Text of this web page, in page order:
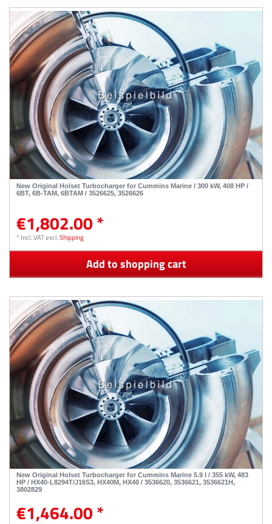
New Original Holset Turbocharger for Cummins Marine / 300 kW, 408 HP /
6BT, 6B-TAM, 6BTAM / 3526625, 3526626
€1,802.00 *
* Incl. VATexcl.Shipping
Add to shopping cart
New Original Holset Turbocharger for Cummins Marine 5.9 l / 355 kW, 483
HP / HX40-L8294T/J16S3, HX40M, HX40 / 3536620, 3536621, 3536621H,
3802829
€1,464.00 *